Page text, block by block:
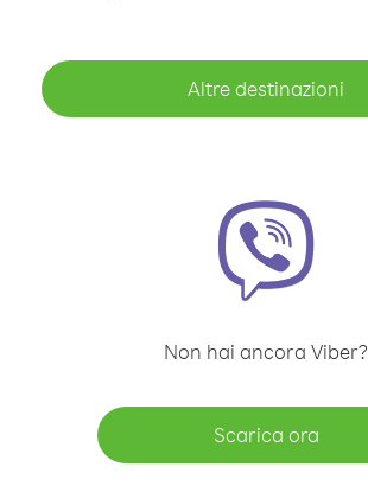
Altre destinazioni
Non hai ancora Viber?
Scarica ora